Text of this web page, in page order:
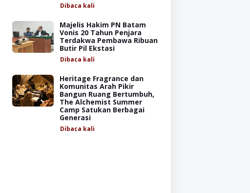
Dibaca kali
Majelis Hakim PN Batam
Vonis 20 Tahun Penjara
Terdakwa Pembawa Ribuan
Butir Pil Ekstasi
Dibaca kali
Heritage Fragrance dan
Komunitas Arah Pikir
Bangun Ruang Bertumbuh,
The Alchemist Summer
Camp Satukan Berbagai
Generasi
Dibaca kali